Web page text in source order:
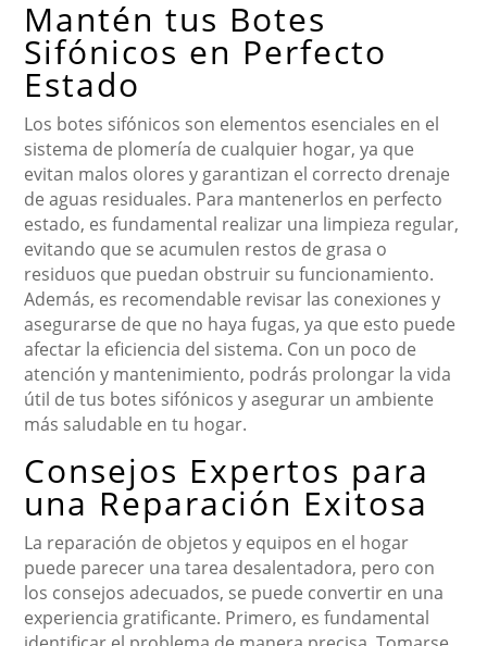
Mantén tus Botes
Sifónicos en Perfecto
Estado
Los botes sifónicos son elementos esenciales en el
sistema de plomería de cualquier hogar, ya que
evitan malos olores y garantizan el correcto drenaje
de aguas residuales. Para mantenerlos en perfecto
estado, es fundamental realizar una limpieza regular,
evitando que se acumulen restos de grasa o
residuos que puedan obstruir su funcionamiento.
Además, es recomendable revisar las conexiones y
asegurarse de que no haya fugas, ya que esto puede
afectar la eficiencia del sistema. Con un poco de
atención y mantenimiento, podrás prolongar la vida
útil de tus botes sifónicos y asegurar un ambiente
más saludable en tu hogar.
Consejos Expertos para
una Reparación Exitosa
La reparación de objetos y equipos en el hogar
puede parecer una tarea desalentadora, pero con
los consejos adecuados, se puede convertir en una
experiencia gratificante. Primero, es fundamental